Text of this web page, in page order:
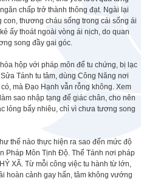
chấp trở thành thông đạt. Ngài lại
thương cháu sống trong cái sống ái
ấy thoát ngoài vòng ái nịch, do quan
song đầy gai góc.
hộp với pháp môn để tu chứng, bị lạc
Tánh tu tâm, dùng Công Năng nơi
mà Đạo Hạnh vẫn rỗng không. Xem
sao nhập tạng để giác chân, cho nên
lỏng bấy nhiêu, chỉ vì chưa tương song
thế nào thực hiện ra sao đến mức độ
Pháp Môn Tịnh Độ. Thể Tánh nơi pháp
XÃ. Từ mỗi công việc tu hành từ lớn,
hoàn cảnh gay hấn, tâm không vướng